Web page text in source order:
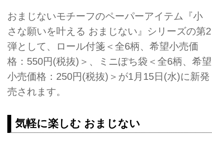
おまじないモチーフのペーパーアイテム『小
さな願いを叶える おまじない』シリーズの第2
弾として、ロール付箋＜全6柄、希望小売価
格：550円(税抜)＞、ミニぽち袋＜全6柄、希望
小売価格：250円(税抜)＞が1月15日(水)に新発
売されます。
気軽に楽しむ おまじない